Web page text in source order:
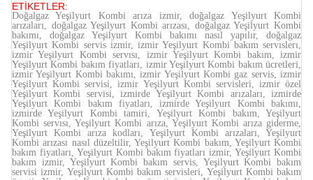
ETİKETLER:
Doğalgaz Yeşilyurt Kombi arıza izmir, doğalgaz Yeşilyurt Kombi
arızaları, doğalgaz Yeşilyurt Kombi arızası, doğalgaz Yeşilyurt Kombi
bakımı, doğalgaz Yeşilyurt Kombi bakımı nasıl yapılır, doğalgaz
Yeşilyurt Kombi servis izmir, izmir Yeşilyurt Kombi bakım servıslerı,
izmir Yeşilyurt Kombi servısı, izmir Yeşilyurt Kombi bakım, izmir
Yeşilyurt Kombi bakım fiyatları, izmir Yeşilyurt Kombi bakım ücretleri,
izmir Yeşilyurt Kombi bakımı, izmir Yeşilyurt Kombi gaz servis, izmir
Yeşilyurt Kombi servisi, izmir Yeşilyurt Kombi servisleri, izmir özel
Yeşilyurt Kombi servisi, izmirde Yeşilyurt Kombi arızaları, izmirde
Yeşilyurt Kombi bakım fiyatları, izmirde Yeşilyurt Kombi bakımı,
izmirde Yeşilyurt Kombi tamiri, Yeşilyurt Kombi bakım, Yeşilyurt
Kombi servısı, Yeşilyurt Kombi arıza, Yeşilyurt Kombi arıza giderme,
Yeşilyurt Kombi arıza kodları, Yeşilyurt Kombi arızaları, Yeşilyurt
Kombi arızası nasıl düzeltilir, Yeşilyurt Kombi bakım, Yeşilyurt Kombi
bakım fiyatları, Yeşilyurt Kombi bakım fiyatları izmir, Yeşilyurt Kombi
bakım izmir, Yeşilyurt Kombi bakım servis, Yeşilyurt Kombi bakım
servisi izmir, Yeşilyurt Kombi bakım servisleri, Yeşilyurt Kombi bakım